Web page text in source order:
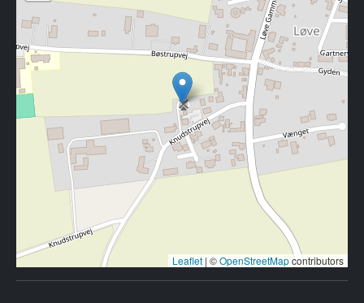
Leaflet | ©OpenStreetMapcontributors